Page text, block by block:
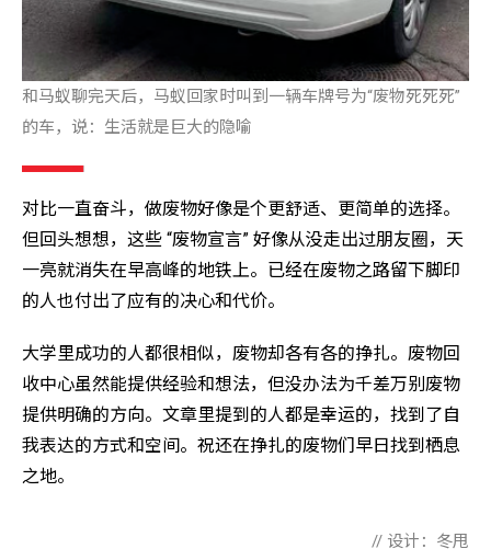
和马蚁聊完天后，马蚁回家时叫到一辆车牌号为“废物死死死”
的车，说：生活就是巨大的隐喻
对比一直奋斗，做废物好像是个更舒适、更简单的选择。
但回头想想，这些 “废物宣言” 好像从没走出过朋友圈，天
一亮就消失在早高峰的地铁上。已经在废物之路留下脚印
的人也付出了应有的决心和代价。
大学里成功的人都很相似，废物却各有各的挣扎。废物回
收中心虽然能提供经验和想法，但没办法为千差万别废物
提供明确的方向。文章里提到的人都是幸运的，找到了自
我表达的方式和空间。祝还在挣扎的废物们早日找到栖息
之地。
// 设计：冬甩